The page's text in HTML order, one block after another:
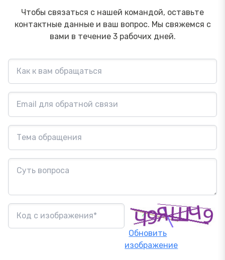
Чтобы связаться с нашей командой, оставьте
контактные данные и ваш вопрос. Мы свяжемся с
вами в течение 3 рабочих дней.
Обновить
изображение